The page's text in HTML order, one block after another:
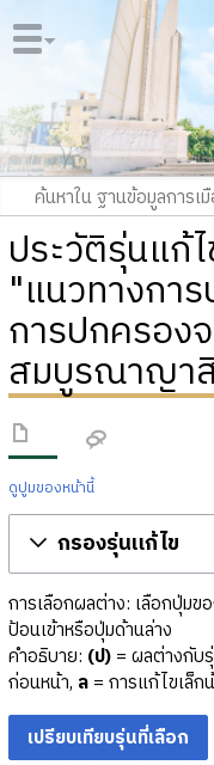
ประวัติรุ่นแก้
"แนวทางกา
การปกครอง
สมบูรณาญา
ดูปูมของหน้านี้
กรองรุ่นแก้ไข
การเลือกผลต่าง: เลือกปุ่มข
ป้อนเข้าหรือปุ่มด้านล่าง
คำอธิบาย: (ป)= ผลต่างกับ
ก่อนหน้า, ล= การแก้ไขเล็ก